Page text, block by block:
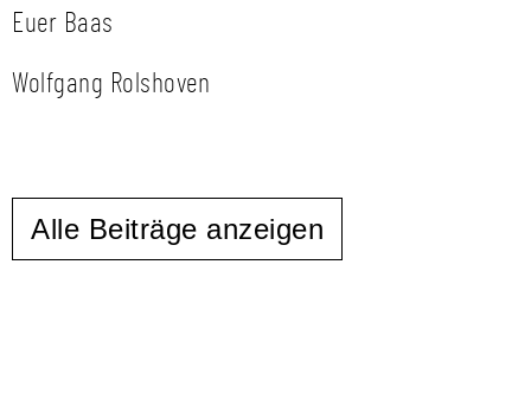
Euer Baas
Wolfgang Rolshoven
Alle Beiträge anzeigen